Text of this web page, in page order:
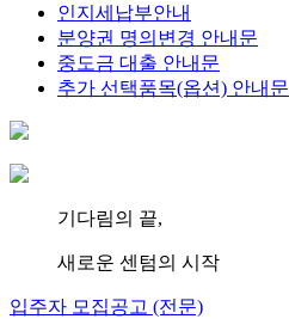
인지세납부안내
분양권 명의변경 안내문
중도금 대출 안내문
추가 선택품목(옵션) 안내문
기다림의 끝,
새로운 센텀의 시작
입주자 모집공고 (전문)